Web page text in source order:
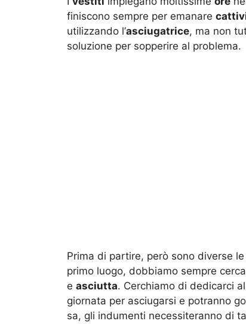
finiscono sempre per emanare
utilizzando l’asciugatrice, ma non
soluzione per sopperire al problema.
Prima di partire, però sono diverse
primo luogo, dobbiamo sempre
e asciutta. Cerchiamo di dedicarci
giornata per asciugarsi e potranno
sa, gli indumenti necessiteranno di